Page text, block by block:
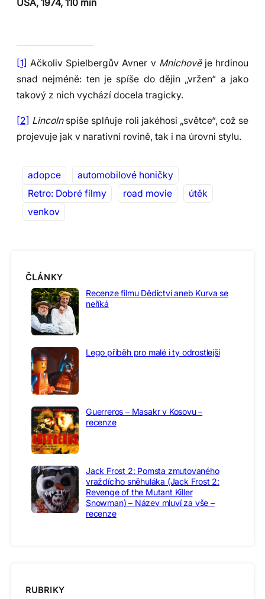
USA, 1974, 110 min
[1] Ačkoliv Spielbergův Avner v Mnichově je hrdinou
snad nejméně: ten je spíše do dějin „vržen“ a jako
takový z nich vychází docela tragicky.
[2] Lincoln spíše splňuje roli jakéhosi „světce“, což se
projevuje jak v narativní rovině, tak i na úrovni stylu.
adopce
automobilové honičky
Retro: Dobré filmy
road movie
útěk
venkov
ČLÁNKY
Recenze filmu Dědictví aneb Kurva se
neříká
Lego příběh pro malé i ty odrostlejší
Guerreros – Masakr v Kosovu –
recenze
Jack Frost 2: Pomsta zmutovaného
vraždícího sněhuláka (Jack Frost 2:
Revenge of the Mutant Killer
Snowman) – Název mluví za vše –
recenze
RUBRIKY